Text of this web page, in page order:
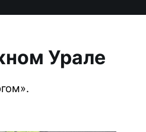
Урале